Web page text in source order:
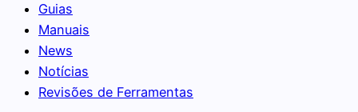
Guias
Manuais
News
Notícias
Revisões de Ferramentas